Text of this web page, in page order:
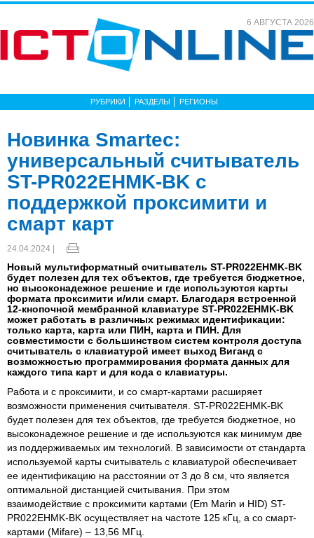
6 АВГУСТА 2026
РУБРИКИ РАЗДЕЛЫ РЕГИОНЫ
Новинка Smartec:
универсальный считыватель
ST-PR022EHMK-BK с
поддержкой проксимити и
смарт карт
24.04.2024 |
Новый мультиформатный считыватель ST-PR022EHMK-BK
будет полезен для тех объектов, где требуется бюджетное,
но высоконадежное решение и где используются карты
формата проксимити и/или смарт. Благодаря встроенной
12-кнопочной мембранной клавиатуре ST-PR022EHMK-BK
может работать в различных режимах идентификации:
только карта, карта или ПИН, карта и ПИН. Для
совместимости с большинством систем контроля доступа
считыватель с клавиатурой имеет выход Виганд с
возможностью программирования формата данных для
каждого типа карт и для кода с клавиатуры.
Работа и с проксимити, и со смарт-картами расширяет
возможности применения считывателя. ST-PR022EHMK-BK
будет полезен для тех объектов, где требуется бюджетное, но
высоконадежное решение и где используются как минимум две
из поддерживаемых им технологий. В зависимости от стандарта
используемой карты считыватель с клавиатурой обеспечивает
ее идентификацию на расстоянии от 3 до 8 см, что является
оптимальной дистанцией считывания. При этом
взаимодействие с проксимити картами (Em Marin и HID) ST-
PR022EHMK-BK осуществляет на частоте 125 кГц, а со смарт-
картами (Mifare) – 13,56 МГц.